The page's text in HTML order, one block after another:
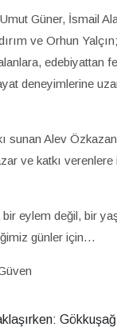
Güner, İsmail
ve Orhun
edebiyattan
deneyimlerine
sunan Alev
ve katkı verenlere
bir eylem değil, bir
günler için…